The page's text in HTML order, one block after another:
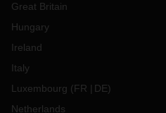
Great Britain
Hungary
Ireland
Italy
Luxembourg (FR DE)
Netherlands